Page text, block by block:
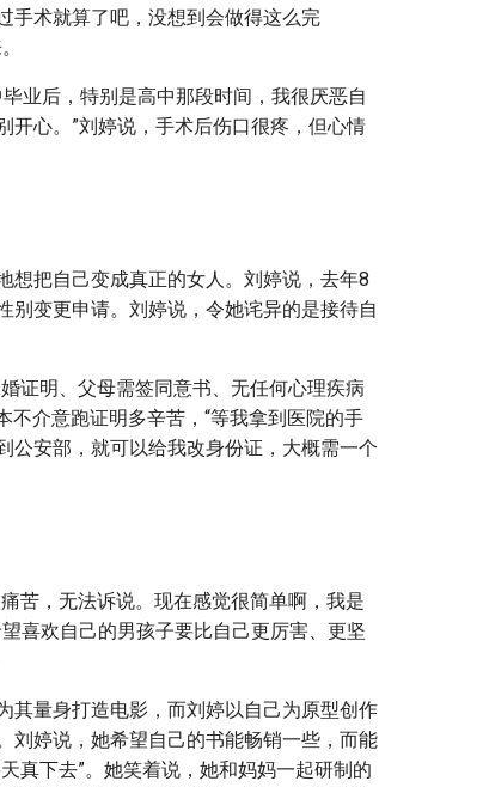
手术就算了吧，没想到会做得这么完
业后，特别是高中那段时间，我很厌恶自
开心。”刘婷说，手术后伤口很疼，但心情
想把自己变成真正的女人。刘婷说，去年8
别变更申请。刘婷说，令她诧异的是接待自
证明、父母需签同意书、无任何心理疾病
介意跑证明多辛苦，“等我拿到医院的手
公安部，就可以给我改身份证，大概需一个
苦，无法诉说。现在感觉很简单啊，我是
喜欢自己的男孩子要比自己更厉害、更坚
其量身打造电影，而刘婷以自己为原型创作
刘婷说，她希望自己的书能畅销一些，而能
真下去”。她笑着说，她和妈妈一起研制的